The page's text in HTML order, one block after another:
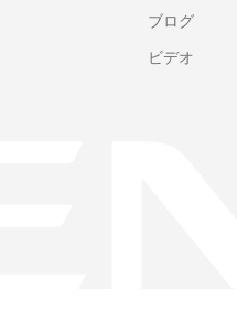
ブログ
ビデオ